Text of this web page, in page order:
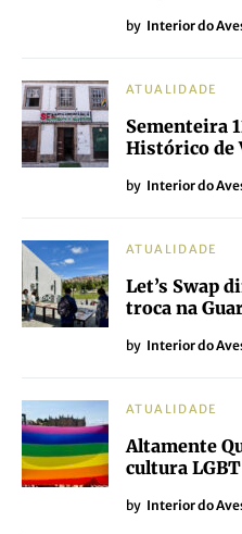
by Interior do
ATUALIDADE
Sementeira
Histórico de
by Interior do
ATUALIDADE
Let’s Swap
troca na
by Interior do
ATUALIDADE
Altamente
cultura
by Interior do